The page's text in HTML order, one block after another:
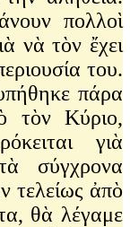
πολλοὶ
νὰ τὸν ἔχει
του.
πάρα
τὸν Κύριο,
γιὰ
σύγχρονα
τελείως ἀπὸ
θὰ λέγαμε